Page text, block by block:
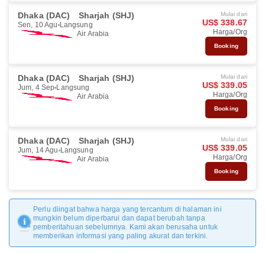
Dhaka (DAC) Sharjah (SHJ)
Sen, 10 Agu Langsung
Air Arabia
Mulai dari
US$ 338.67
Harga/Org
Booking
Dhaka (DAC) Sharjah (SHJ)
Jum, 4 Sep Langsung
Air Arabia
Mulai dari
US$ 339.05
Harga/Org
Booking
Dhaka (DAC) Sharjah (SHJ)
Jum, 14 Agu Langsung
Air Arabia
Mulai dari
US$ 339.05
Harga/Org
Booking
Perlu diingat bahwa harga yang tercantum di halaman ini
mungkin belum diperbarui dan dapat berubah tanpa
pemberitahuan sebelumnya. Kami akan berusaha untuk
memberikan informasi yang paling akurat dan terkini.